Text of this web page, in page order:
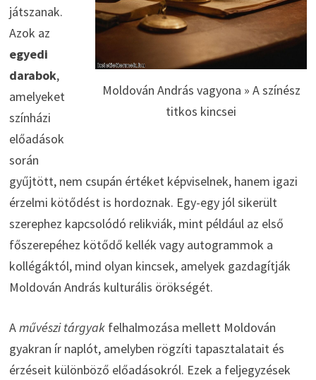
Moldován András vagyona » A színész
titkos kincsei
játszanak.
Azok az
egyedi
darabok,
amelyeket
színházi
előadások
során
gyűjtött, nem csupán értéket képviselnek, hanem igazi
érzelmi kötődést is hordoznak. Egy-egy jól sikerült
szerephez kapcsolódó relikviák, mint például az első
főszerepéhez kötődő kellék vagy autogrammok a
kollégáktól, mind olyan kincsek, amelyek gazdagítják
Moldován András kulturális örökségét.
Aművészi tárgyakfelhalmozása mellett Moldován
gyakran ír naplót, amelyben rögzíti tapasztalatait és
érzéseit különböző előadásokról. Ezek a feljegyzések